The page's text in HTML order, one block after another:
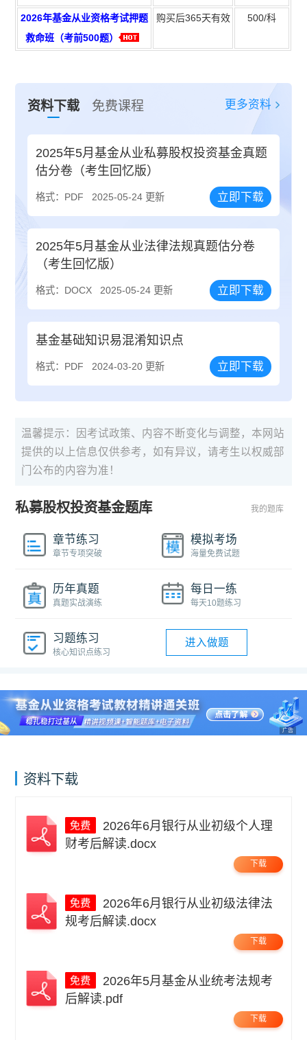
2026年基金从业资格考试押题
救命班（考前500题）
购买后365天有效 500/科
资料下载 免费课程 更多资料
2025年5月基金从业私募股权投资基金真题
估分卷（考生回忆版）
格式：PDF 2025-05-24 更新 立即下载
2025年5月基金从业法律法规真题估分卷
（考生回忆版）
格式：DOCX 2025-05-24 更新 立即下载
基金基础知识易混淆知识点
格式：PDF 2024-03-20 更新 立即下载
温馨提示：因考试政策、内容不断变化与调整，本网站
提供的以上信息仅供参考，如有异议，请考生以权威部
门公布的内容为准！
私募股权投资基金题库 我的题库
章节练习
章节专项突破
模拟考场
海量免费试题
历年真题
真题实战演练
每日一练
每天10题练习
习题练习
核心知识点练习
进入做题
广告
资料下载
财考后解读.docx
下载
规考后解读.docx
下载
后解读.pdf
下载